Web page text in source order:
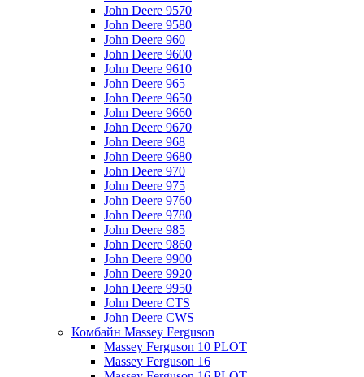
John Deere 9570
John Deere 9580
John Deere 960
John Deere 9600
John Deere 9610
John Deere 965
John Deere 9650
John Deere 9660
John Deere 9670
John Deere 968
John Deere 9680
John Deere 970
John Deere 975
John Deere 9760
John Deere 9780
John Deere 985
John Deere 9860
John Deere 9900
John Deere 9920
John Deere 9950
John Deere CTS
John Deere CWS
Комбайн Massey Ferguson
Massey Ferguson 10 PLOT
Massey Ferguson 16